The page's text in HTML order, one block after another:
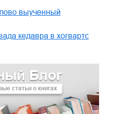
Блог
статьи о книгах
выученный
кедавра в хогвартс